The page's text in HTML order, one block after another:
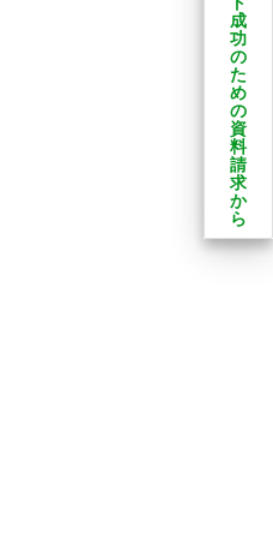
成
功
の
た
め
の
資
料
請
求
か
ら